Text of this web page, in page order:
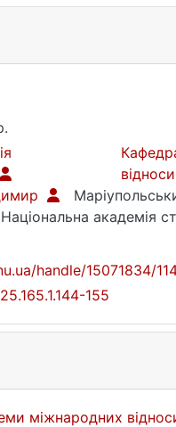
Національна академія
handle/15071834/
155
міжнародних